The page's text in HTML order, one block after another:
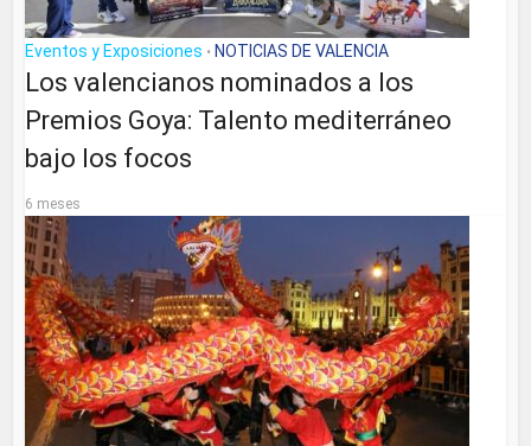
Eventos y Exposiciones • NOTICIAS DE VALENCIA
Los valencianos nominados a los
Premios Goya: Talento mediterráneo
bajo los focos
6 meses